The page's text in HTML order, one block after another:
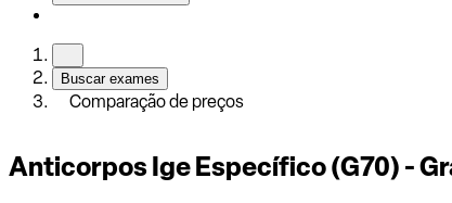
Buscar exames
Comparação de preços
Anticorpos Ige Específico (G70) -